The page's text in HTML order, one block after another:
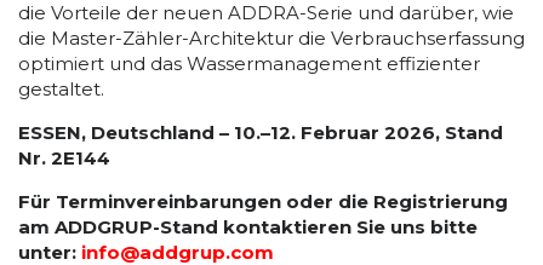
die Vorteile der neuen ADDRA-Serie und darüber, wie
die Master-Zähler-Architektur die Verbrauchserfassung
optimiert und das Wassermanagement effizienter
gestaltet.
ESSEN, Deutschland – 10.–12. Februar 2026, Stand
Nr. 2E144
Für Terminvereinbarungen oder die Registrierung
am ADDGRUP-Stand kontaktieren Sie uns bitte
unter: info@addgrup.com